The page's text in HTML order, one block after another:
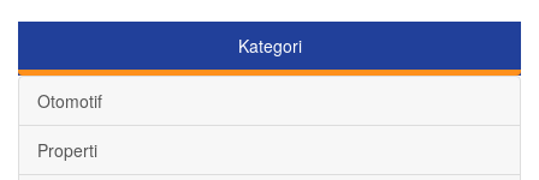
Kategori
Otomotif
Properti